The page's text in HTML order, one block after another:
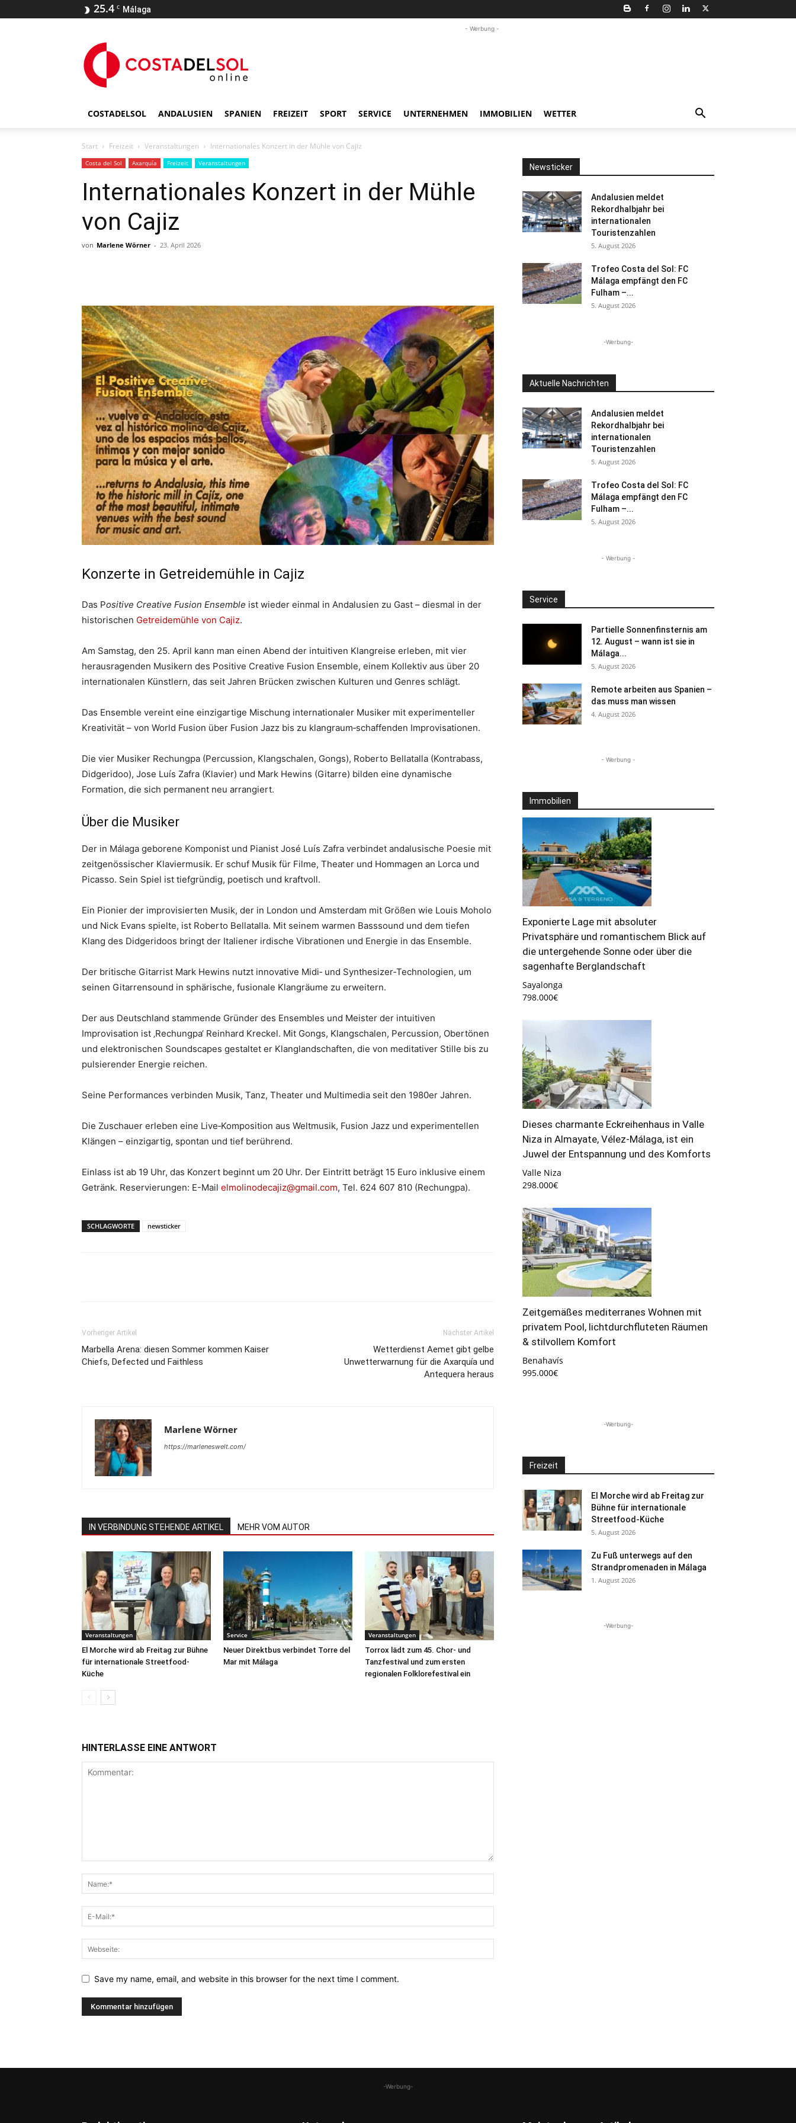
25.4 C Málaga
- Werbung -
COSTADELSOL ANDALUSIEN SPANIEN FREIZEIT SPORT SERVICE UNTERNEHMEN IMMOBILIEN WETTER
Start Freizeit Veranstaltungen Internationales Konzert in der Mühle von Cajiz
Costa del Sol Axarquía Freizeit Veranstaltungen
Internationales Konzert in der Mühle
von Cajiz
von Marlene Wörner - 23. April 2026
Konzerte in Getreidemühle in Cajiz
Das Positive Creative Fusion Ensemble ist wieder einmal in Andalusien zu Gast – diesmal in der
historischen Getreidemühle von Cajiz.
Am Samstag, den 25. April kann man einen Abend der intuitiven Klangreise erleben, mit vier
herausragenden Musikern des Positive Creative Fusion Ensemble, einem Kollektiv aus über 20
internationalen Künstlern, das seit Jahren Brücken zwischen Kulturen und Genres schlägt.
Das Ensemble vereint eine einzigartige Mischung internationaler Musiker mit experimenteller
Kreativität – von World Fusion über Fusion Jazz bis zu klangraum‑schaffenden Improvisationen.
Die vier Musiker Rechungpa (Percussion, Klangschalen, Gongs), Roberto Bellatalla (Kontrabass,
Didgeridoo), Jose Luís Zafra (Klavier) und Mark Hewins (Gitarre) bilden eine dynamische
Formation, die sich permanent neu arrangiert.
Über die Musiker
Der in Málaga geborene Komponist und Pianist José Luís Zafra verbindet andalusische Poesie mit
zeitgenössischer Klaviermusik. Er schuf Musik für Filme, Theater und Hommagen an Lorca und
Picasso. Sein Spiel ist tiefgründig, poetisch und kraftvoll.
Ein Pionier der improvisierten Musik, der in London und Amsterdam mit Größen wie Louis Moholo
und Nick Evans spielte, ist Roberto Bellatalla. Mit seinem warmen Basssound und dem tiefen
Klang des Didgeridoos bringt der Italiener irdische Vibrationen und Energie in das Ensemble.
Der britische Gitarrist Mark Hewins nutzt innovative Midi‑ und Synthesizer‑Technologien, um
seinen Gitarrensound in sphärische, fusionale Klangräume zu erweitern.
Der aus Deutschland stammende Gründer des Ensembles und Meister der intuitiven
Improvisation ist ‚Rechungpa‘ Reinhard Kreckel. Mit Gongs, Klangschalen, Percussion, Obertönen
und elektronischen Soundscapes gestaltet er Klanglandschaften, die von meditativer Stille bis zu
pulsierender Energie reichen.
Seine Performances verbinden Musik, Tanz, Theater und Multimedia seit den 1980er Jahren.
Die Zuschauer erleben eine Live‑Komposition aus Weltmusik, Fusion Jazz und experimentellen
Klängen – einzigartig, spontan und tief berührend.
Einlass ist ab 19 Uhr, das Konzert beginnt um 20 Uhr. Der Eintritt beträgt 15 Euro inklusive einem
Getränk. Reservierungen: E-Mail elmolinodecajiz@gmail.com, Tel. 624 607 810 (Rechungpa).
SCHLAGWORTE newsticker
Vorheriger Artikel
Marbella Arena: diesen Sommer kommen Kaiser
Chiefs, Defected und Faithless
Nächster Artikel
Wetterdienst Aemet gibt gelbe
Unwetterwarnung für die Axarquía und
Antequera heraus
Marlene Wörner
https://marleneswelt.com/
IN VERBINDUNG STEHENDE ARTIKEL MEHR VOM AUTOR
Veranstaltungen
El Morche wird ab Freitag zur Bühne
für internationale Streetfood-
Küche
Service
Neuer Direktbus verbindet Torre del
Mar mit Málaga
Veranstaltungen
Torrox lädt zum 45. Chor- und
Tanzfestival und zum ersten
regionalen Folklorefestival ein
HINTERLASSE EINE ANTWORT
Save my name, email, and website in this browser for the next time I comment.
Newsticker
Andalusien meldet
Rekordhalbjahr bei
internationalen
Touristenzahlen
5. August 2026
Trofeo Costa del Sol: FC
Málaga empfängt den FC
Fulham –...
5. August 2026
-Werbung-
Aktuelle Nachrichten
Andalusien meldet
Rekordhalbjahr bei
internationalen
Touristenzahlen
5. August 2026
Trofeo Costa del Sol: FC
Málaga empfängt den FC
Fulham –...
5. August 2026
- Werbung -
Service
Partielle Sonnenfinsternis am
12. August – wann ist sie in
Málaga...
5. August 2026
Remote arbeiten aus Spanien –
das muss man wissen
4. August 2026
- Werbung -
Immobilien
Exponierte Lage mit absoluter
Privatsphäre und romantischem Blick auf
die untergehende Sonne oder über die
sagenhafte Berglandschaft
Sayalonga
798.000€
Dieses charmante Eckreihenhaus in Valle
Niza in Almayate, Vélez-Málaga, ist ein
Juwel der Entspannung und des Komforts
Valle Niza
298.000€
Zeitgemäßes mediterranes Wohnen mit
privatem Pool, lichtdurchfluteten Räumen
& stilvollem Komfort
Benahavís
995.000€
-Werbung-
Freizeit
El Morche wird ab Freitag zur
Bühne für internationale
Streetfood-Küche
5. August 2026
Zu Fuß unterwegs auf den
Strandpromenaden in Málaga
1. August 2026
-Werbung-
-Werbung-